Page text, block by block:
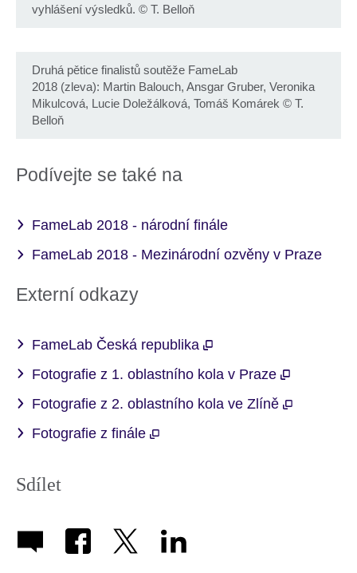
vyhlášení výsledků. © T. Belloň
Druhá pětice finalistů soutěže FameLab
2018 (zleva): Martin Balouch, Ansgar Gruber, Veronika
Mikulcová, Lucie Doležálková, Tomáš Komárek © T.
Belloň
Podívejte se také na
FameLab 2018 - národní finále
FameLab 2018 - Mezinárodní ozvěny v Praze
Externí odkazy
FameLab Česká republika
Fotografie z 1. oblastního kola v Praze
Fotografie z 2. oblastního kola ve Zlíně
Fotografie z finále
Sdílet